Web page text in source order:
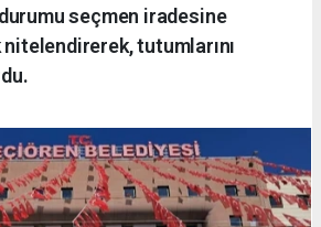
seçmen iradesine
nitelendirerek, tutumlarını